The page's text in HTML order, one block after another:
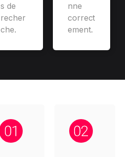
s de
recher
che.
nne
correct
ement.